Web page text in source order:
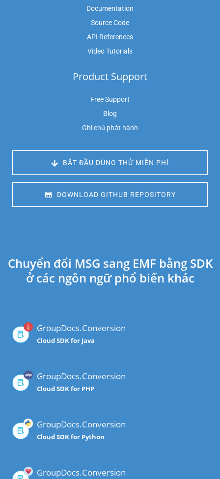
Documentation
Source Code
API References
Video Tutorials
Product Support
Free Support
Blog
Ghi chú phát hành
BẮT ĐẦU DÙNG THỬ MIỄN PHÍ
DOWNLOAD GITHUB REPOSITORY
Chuyển đổi MSG sang EMF bằng SDK
ở các ngôn ngữ phổ biến khác
GroupDocs.Conversion
Cloud SDK for Java
GroupDocs.Conversion
Cloud SDK for PHP
GroupDocs.Conversion
Cloud SDK for Python
GroupDocs.Conversion